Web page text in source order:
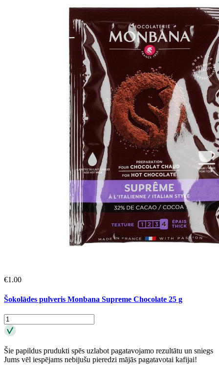
€1.00
Šokolādes pulveris Monbana Supreme Chocolate 25 g
Šie papildus prudukti spēs uzlabot pagatavojamo rezultātu un sniegs
Jums vēl iespējams nebijušu pieredzi mājās pagatavotai kafijai!